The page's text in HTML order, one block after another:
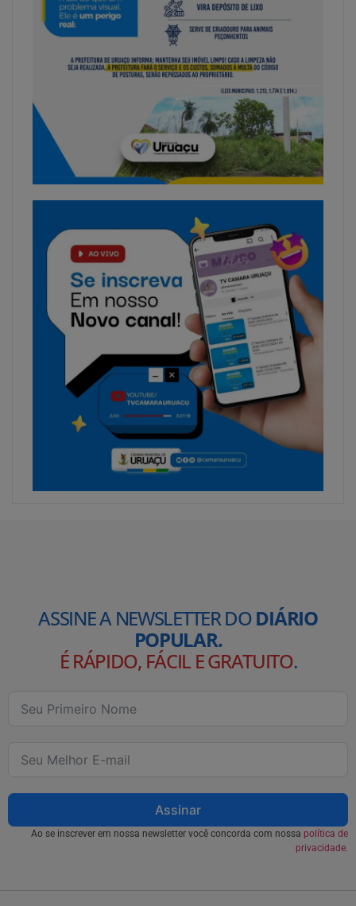
ASSINE A NEWSLETTER DODIÁRIO
POPULAR.
É RÁPIDO, FÁCIL E GRATUITO.
Assinar
Ao se inscrever em nossa newsletter você concorda com nossa política de
privacidade.